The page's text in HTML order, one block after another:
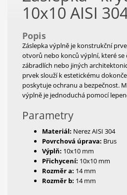
10x10 AISI
Popis
Záslepka výplně je konstrukční
otvorů nebo konců výplní, které se
zábradlích nebo jiných
prvek slouží k estetickému
poskytuje ochranu a bezpečnost.
výplně je jednoduchá pomocí
Parametry
Materiál: Nerez AISI 304
Povrchová úprava: Brus
Výplň: 10x10 mm
Přichycení: 10x10 mm
Rozměr a: 14 mm
Rozměr b: 14 mm